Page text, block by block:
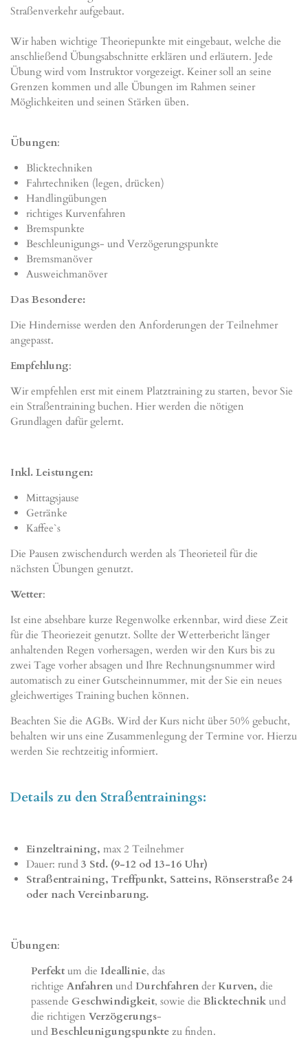
Straßenverkehr aufgebaut.
Wir haben wichtige Theoriepunkte mit eingebaut, welche die
anschließend Übungsabschnitte erklären und erläutern. Jede
Übung wird vom Instruktor vorgezeigt. Keiner soll an seine
Grenzen kommen und alle Übungen im Rahmen seiner
Möglichkeiten und seinen Stärken üben.
Übungen:
Blicktechniken
Fahrtechniken (legen, drücken)
Handlingübungen
richtiges Kurvenfahren
Bremspunkte
Beschleunigungs- und Verzögerungspunkte
Bremsmanöver
Ausweichmanöver
Das Besondere:
Die Hindernisse werden den Anforderungen der Teilnehmer
angepasst.
Empfehlung:
Wir empfehlen erst mit einem Platztraining zu starten, bevor Sie
ein Straßentraining buchen. Hier werden die nötigen
Grundlagen dafür gelernt.
Inkl. Leistungen:
Mittagsjause
Getränke
Kaffee`s
Die Pausen zwischendurch werden als Theorieteil für die
nächsten Übungen genutzt.
Wetter:
Ist eine absehbare kurze Regenwolke erkennbar, wird diese Zeit
für die Theoriezeit genutzt. Sollte der Wetterbericht länger
anhaltenden Regen vorhersagen, werden wir den Kurs bis zu
zwei Tage vorher absagen und Ihre Rechnungsnummer wird
automatisch zu einer Gutscheinnummer, mit der Sie ein neues
gleichwertiges Training buchen können.
Beachten Sie die AGBs. Wird der Kurs nicht über 50% gebucht,
behalten wir uns eine Zusammenlegung der Termine vor. Hierzu
werden Sie rechtzeitig informiert.
Details zu den Straßentrainings:
Einzeltraining, max 2 Teilnehmer
Dauer: rund 3 Std. (9-12 od 13-16 Uhr)
Straßentraining, Treffpunkt, Satteins, Rönserstraße 24
oder nach Vereinbarung.
Übungen:
Perfekt um die Ideallinie, das
richtige Anfahren und Durchfahren der Kurven, die
passende Geschwindigkeit, sowie die Blicktechnik und
die richtigen Verzögerungs-
und Beschleunigungspunkte zu finden.